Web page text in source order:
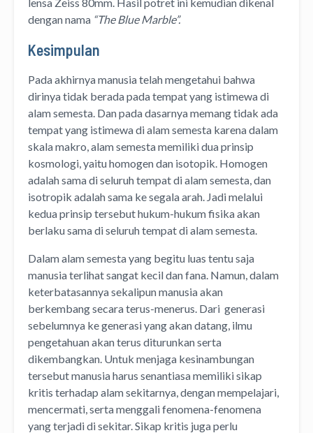
dengan nama “The Blue Marble”.
Kesimpulan
Pada akhirnya manusia telah mengetahui bahwa
dirinya tidak berada pada tempat yang istimewa di
alam semesta. Dan pada dasarnya memang tidak ada
tempat yang istimewa di alam semesta karena dalam
skala makro, alam semesta memiliki dua prinsip
kosmologi, yaitu homogen dan isotopik. Homogen
adalah sama di seluruh tempat di alam semesta, dan
isotropik adalah sama ke segala arah. Jadi melalui
kedua prinsip tersebut hukum-hukum fisika akan
berlaku sama di seluruh tempat di alam semesta.
Dalam alam semesta yang begitu luas tentu saja
manusia terlihat sangat kecil dan fana. Namun, dalam
keterbatasannya sekalipun manusia akan
berkembang secara terus-menerus. Dari generasi
sebelumnya ke generasi yang akan datang, ilmu
pengetahuan akan terus diturunkan serta
dikembangkan. Untuk menjaga kesinambungan
tersebut manusia harus senantiasa memiliki sikap
kritis terhadap alam sekitarnya, dengan mempelajari,
mencermati, serta menggali fenomena-fenomena
yang terjadi di sekitar. Sikap kritis juga perlu